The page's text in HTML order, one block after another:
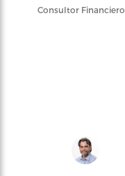
Consultor Financiero